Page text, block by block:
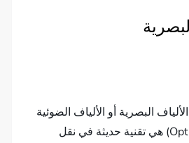
البصرية أو الألياف الضوئية
(بالإنجليزية: Optical Fiber) هي تقنية حديثة في نقل